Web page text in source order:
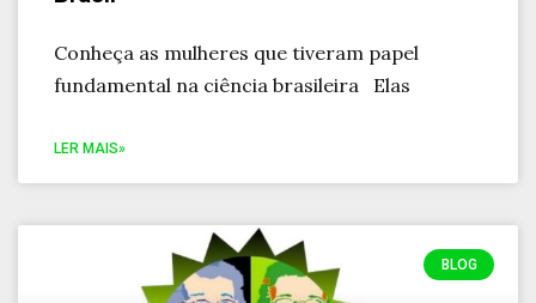
Conheça as mulheres que tiveram papel
fundamental na ciência brasileira Elas
LER MAIS»
BLOG